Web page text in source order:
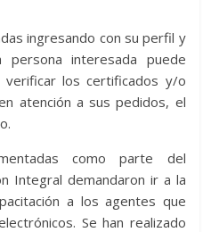
ingresando con su perfil y
persona interesada puede
verificar los certificados y/o
atención a sus pedidos, el
como parte del
Integral demandaron ir a la
a los agentes que
Se han realizado